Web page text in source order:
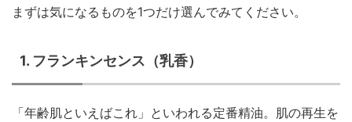
まずは気になるものを1つだけ選んでみてください。
1. フランキンセンス（乳香）
「年齢肌といえばこれ」といわれる定番精油。肌の再生を